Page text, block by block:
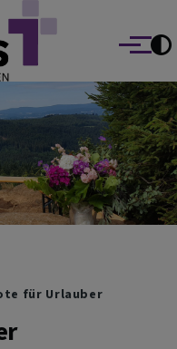
EINS
Menü
für Urlauber